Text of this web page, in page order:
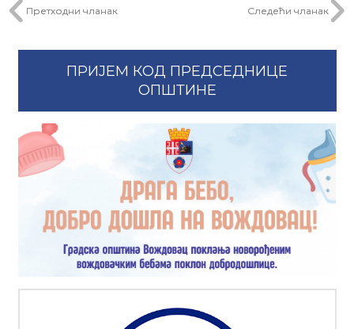
Претходни чланак Следећи чланак
ПРИЈЕМ КОД ПРЕДСЕДНИЦЕ
ОПШТИНЕ